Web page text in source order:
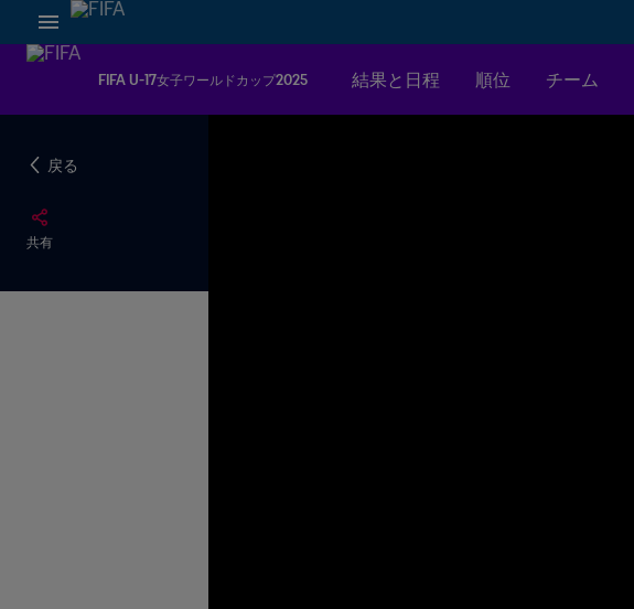
FIFA U-17女子ワールドカップ2025 結果と日程 順位 チーム
戻る
共有